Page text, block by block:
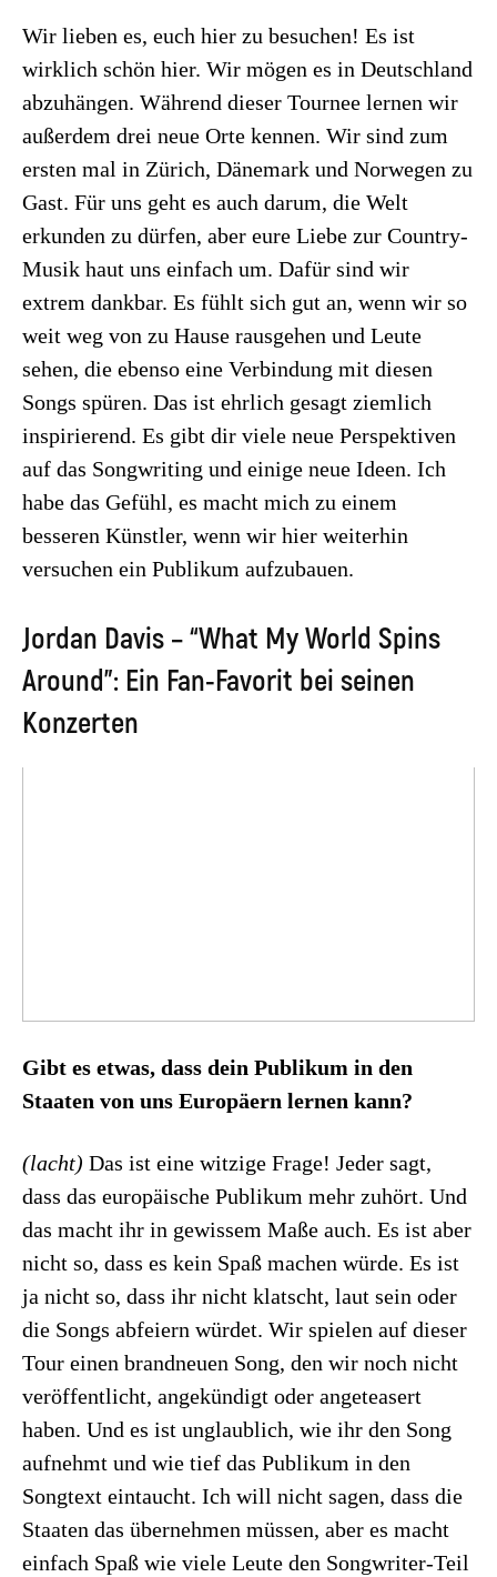
Wir lieben es, euch hier zu besuchen! Es ist
wirklich schön hier. Wir mögen es in Deutschland
abzuhängen. Während dieser Tournee lernen wir
außerdem drei neue Orte kennen. Wir sind zum
ersten mal in Zürich, Dänemark und Norwegen zu
Gast. Für uns geht es auch darum, die Welt
erkunden zu dürfen, aber eure Liebe zur Country-
Musik haut uns einfach um. Dafür sind wir
extrem dankbar. Es fühlt sich gut an, wenn wir so
weit weg von zu Hause rausgehen und Leute
sehen, die ebenso eine Verbindung mit diesen
Songs spüren. Das ist ehrlich gesagt ziemlich
inspirierend. Es gibt dir viele neue Perspektiven
auf das Songwriting und einige neue Ideen. Ich
habe das Gefühl, es macht mich zu einem
besseren Künstler, wenn wir hier weiterhin
versuchen ein Publikum aufzubauen.
Jordan Davis – “What My World Spins
Around”: Ein Fan-Favorit bei seinen
Konzerten
Gibt es etwas, dass dein Publikum in den
Staaten von uns Europäern lernen kann?
(lacht) Das ist eine witzige Frage! Jeder sagt,
dass das europäische Publikum mehr zuhört. Und
das macht ihr in gewissem Maße auch. Es ist aber
nicht so, dass es kein Spaß machen würde. Es ist
ja nicht so, dass ihr nicht klatscht, laut sein oder
die Songs abfeiern würdet. Wir spielen auf dieser
Tour einen brandneuen Song, den wir noch nicht
veröffentlicht, angekündigt oder angeteasert
haben. Und es ist unglaublich, wie ihr den Song
aufnehmt und wie tief das Publikum in den
Songtext eintaucht. Ich will nicht sagen, dass die
Staaten das übernehmen müssen, aber es macht
einfach Spaß wie viele Leute den Songwriter-Teil